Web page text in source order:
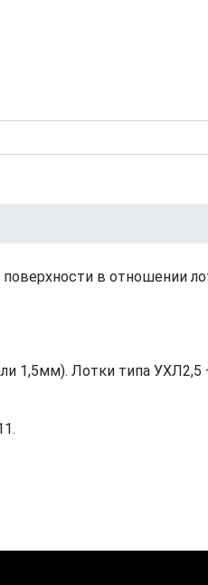
поверхности в
1,5мм). Лотки типа УХЛ2,5